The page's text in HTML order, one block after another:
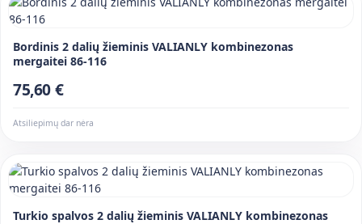
Bordinis 2 dalių žieminis VALIANLY kombinezonas
mergaitei 86-116
75,60 €
Atsiliepimų dar nėra
Turkio spalvos 2 dalių žieminis VALIANLY kombinezonas